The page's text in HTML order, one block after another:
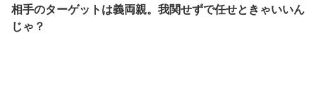
相手のターゲットは義両親。我関せずで任せときゃいいん
じゃ？